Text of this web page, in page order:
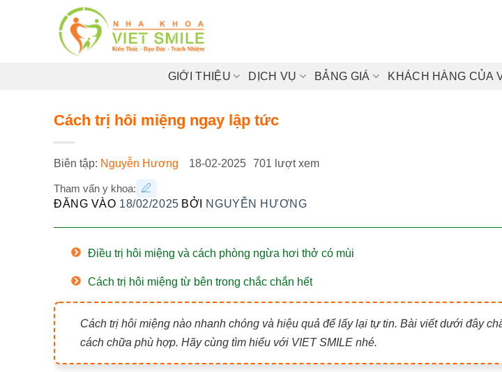
GIỚI THIỆU DỊCH VỤ BẢNG GIÁ KHÁCH HÀNG CỦA
Cách trị hôi miệng ngay lập tức
Biên tập: Nguyễn Hương 18-02-2025 701 lượt xem
Tham vấn y khoa:
ĐĂNG VÀO 18/02/2025 BỞI NGUYỄN HƯƠNG
Điều trị hôi miệng và cách phòng ngừa hơi thở có mùi
Cách trị hôi miệng từ bên trong chắc chắn hết
Cách trị hôi miệng nào nhanh chóng và hiệu quả để lấy lại tự tin. Bài viết dưới đây
cách chữa phù hợp. Hãy cùng tìm hiểu với VIET SMILE nhé.